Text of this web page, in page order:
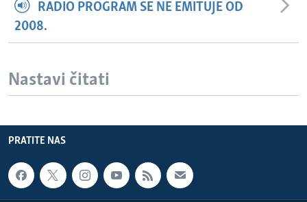
RADIO PROGRAM SE NE EMITUJE OD
2008.
Nastavi čitati
PRATITE NAS